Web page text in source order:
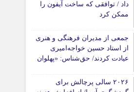
داد / توافقی که ساخت آیفون را
ممکن کرد
جمعی از مدیران فرهنگی و هنری
از استاد حسین خواجه‌امیری
عیادت کردند/ حق‌شناس: «پهلوان
برای استاد ایرج است
۲۰۲۶ سالی پرچالش برای